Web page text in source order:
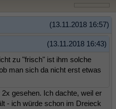
(13.11.2018 16:57)
(13.11.2018 16:43)
zu "frisch" ist ihm solche
man sich da nicht erst etwas
gesehen. Ich dachte, weil er
- ich würde schon im Dreieck